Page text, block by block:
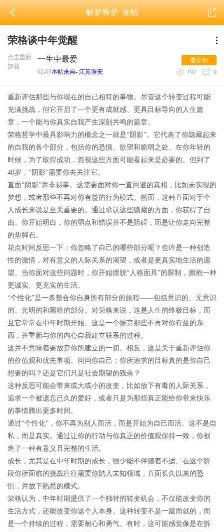
解梦释梦发帖
荣格谈中年觉醒
点击重新
加载
一生中最爱
02-03本帖来自- 江苏淮安
看全部
192
0
重新评估那些与你现在的自己相符的事物。尽管这个转变过程可能
充满挑战，但它开启了一个更有成就感、更具目标导向的人生篇
章，一个能与你真实自我产生深刻共鸣的篇章。
荣格哲学中最具影响力的概念之一就是“阴影”。它代表了你隐藏起来
的自我的各个部分，包括你的恐惧、欲望和脆弱之处。在你年轻的
时候，为了取得成功，忽视这些方面可能看起来是必要的。但到了
40岁，“阴影”需要你去关注它。
直面“阴影”并非易事。这需要面对你一直回避的真相，比如未实现的
梦想，或者那些不再对你有益的行为模式。然而，这种直面对于个
人成长来说是至关重要的。通过承认这些隐藏的方面，你获得了自
由。你开始明白，你的弱点和错误并不是阻碍，而是让你走向完整
的垫脚石。
花点时间反思一下：你忽略了自己的哪些部分呢？也许是一种创造
性的激情，对有意义的人际关系的渴望，或者是更真实地生活的愿
望。当你面对这些问题时，你开始摆脱“人格面具”的限制，拥抱一种
更诚实、更充实的生活。
“个性化”是一条整合你自身所有部分的旅程——包括意识的、无意识
的、光明的和黑暗的部分。对荣格来说，这是人生的终极目标，而
且它常常在中年时期开始。这是一个摒弃那些不再对你有益的东
西，并重新与你的内心自我建立联系的过程。
这并不意味着要放弃你所建立的一切。相反，这是关于重新评估你
的价值观和优先事项。问问你自己：你所追求的目标真的是你自己
想要的吗？还是它们只是社会期望的残余？
这种反思可能会带来或大或小的改变，比如放下有毒的人际关系，
追求一个被遗忘已久的爱好，或者只是为那些真正能给你带来快乐
的事情腾出更多时间。
通过“个性化”，你不再为别人而活，而是开始为自己而活。这不是自
私，而是真实。通过让你的行动与你真正的价值观保持一致，你创
造了一种有意义且完整的生活。
成长，尤其是在中年时期的成长，很少能不伴随着不适。在这个阶
段你所面临的挑战往往需要你踏入未知领域，直面长久以来的恐
惧，并放下熟悉的模式。
荣格认为，中年时期提供了一个独特的转变机会，不仅能改变你的
生活方式，还能改变你这个人本身。这种转变不是一蹴而就的，而
是一个持续的过程，需要耐心和勇气。有时，这可能感觉像是在拆